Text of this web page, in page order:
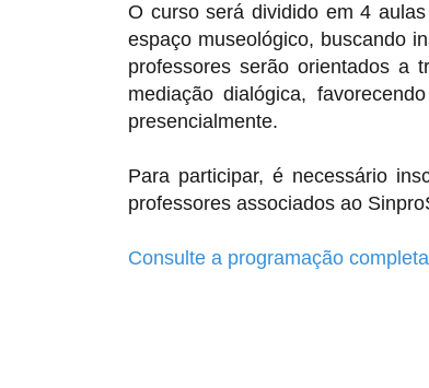
O curso será dividido em 4
espaço museológico, buscando
professores serão orientados a
mediação dialógica,
presencialmente.
Para participar, é necessário
professores associados ao
Consulte a programação